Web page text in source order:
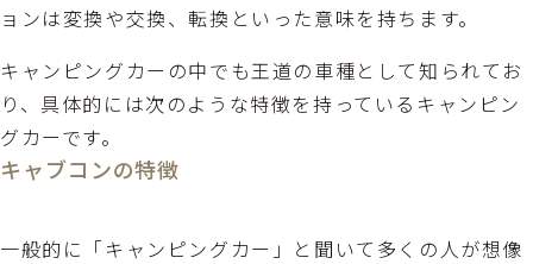
ョンは変換や交換、転換といった意味を持ちます。
キャンピングカーの中でも王道の車種として知られてお
り、具体的には次のような特徴を持っているキャンピン
グカーです。
キャブコンの特徴
一般的に「キャンピングカー」と聞いて多くの人が想像